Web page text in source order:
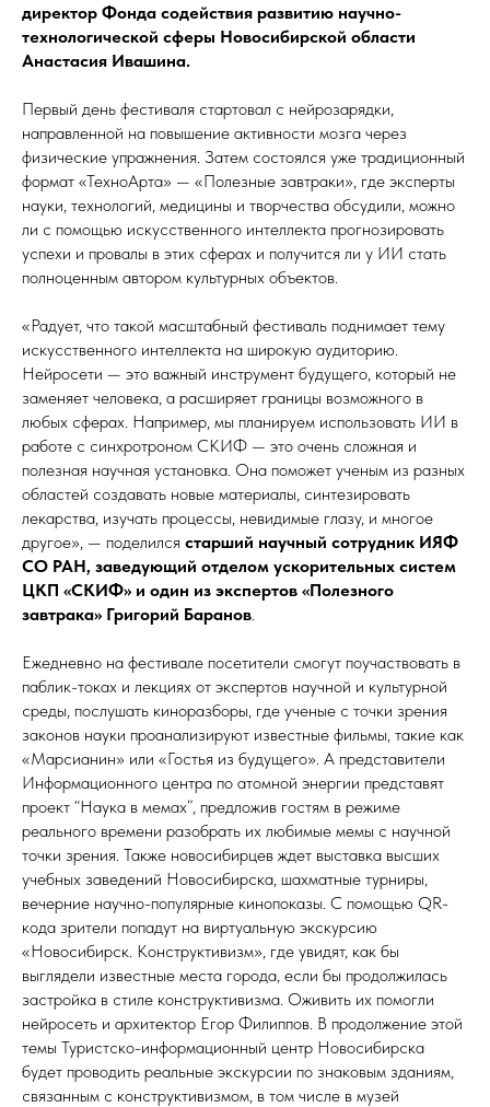
директор Фонда содействия развитию научно-
технологической сферы Новосибирской области
Анастасия Ивашина.
Первый день фестиваля стартовал с нейрозарядки,
направленной на повышение активности мозга через
физические упражнения. Затем состоялся уже традиционный
формат «ТехноАрта» — «Полезные завтраки», где эксперты
науки, технологий, медицины и творчества обсудили, можно
ли с помощью искусственного интеллекта прогнозировать
успехи и провалы в этих сферах и получится ли у ИИ стать
полноценным автором культурных объектов.
«Радует, что такой масштабный фестиваль поднимает тему
искусственного интеллекта на широкую аудиторию.
Нейросети — это важный инструмент будущего, который не
заменяет человека, а расширяет границы возможного в
любых сферах. Например, мы планируем использовать ИИ в
работе с синхротроном СКИФ — это очень сложная и
полезная научная установка. Она поможет ученым из разных
областей создавать новые материалы, синтезировать
лекарства, изучать процессы, невидимые глазу, и многое
другое», — поделился старший научный сотрудник ИЯФ
СО РАН, заведующий отделом ускорительных систем
ЦКП «СКИФ» и один из экспертов «Полезного
завтрака» Григорий Баранов.
Ежедневно на фестивале посетители смогут поучаствовать в
паблик-токах и лекциях от экспертов научной и культурной
среды, послушать киноразборы, где ученые с точки зрения
законов науки проанализируют известные фильмы, такие как
«Марсианин» или «Гостья из будущего». А представители
Информационного центра по атомной энергии представят
проект “Наука в мемах”, предложив гостям в режиме
реального времени разобрать их любимые мемы с научной
точки зрения. Также новосибирцев ждет выставка высших
учебных заведений Новосибирска, шахматные турниры,
вечерние научно-популярные кинопоказы. С помощью QR-
кода зрители попадут на виртуальную экскурсию
«Новосибирск. Конструктивизм», где увидят, как бы
выглядели известные места города, если бы продолжилась
застройка в стиле конструктивизма. Оживить их помогли
нейросеть и архитектор Егор Филиппов. В продолжение этой
темы Туристско-информационный центр Новосибирска
будет проводить реальные экскурсии по знаковым зданиям,
связанным с конструктивизмом, в том числе в музей